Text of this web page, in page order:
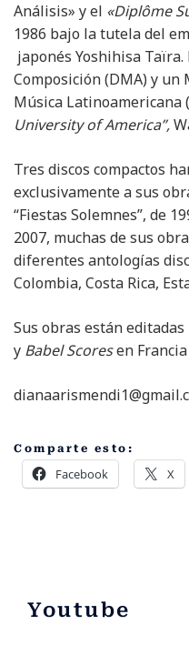
Análisis» y el «Diplôme
1986 bajo la tutela del
japonés Yoshihisa
Composición (DMA) y un
Música Latinoamericana
University of America”,
Tres discos compactos
exclusivamente a sus
“Fiestas Solemnes”, de
2007, muchas de sus
diferentes antologías
Colombia, Costa Rica,
Sus obras están
y Babel Scoresen Francia
Comparte esto:
Facebook X
Youtube